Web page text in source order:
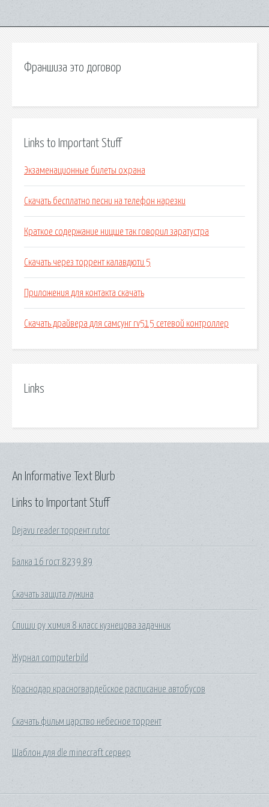
Франшиза это договор
Links to Important Stuff
Экзаменационные билеты охрана
Скачать бесплатно песни на телефон нарезки
Краткое содержание ницше так говорил заратустра
Скачать через торрент калавдюти 5
Приложения для контакта скачать
Скачать драйвера для самсунг rv515 сетевой контроллер
Links
Links to Important Stuff
Dejavu reader торрент rutor
Балка 16 гост 8239 89
Скачать защита лужина
Спиши ру химия 8 класс кузнецова задачник
Журнал computerbild
Краснодар красногвардейское расписание автобусов
Скачать фильм царство небесное торрент
Шаблон для dle minecraft сервер
An Informative Text Blurb